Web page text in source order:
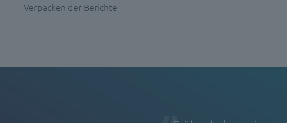
Verpacken der Berichte